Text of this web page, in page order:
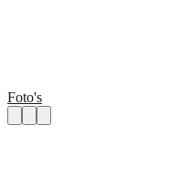
Foto's